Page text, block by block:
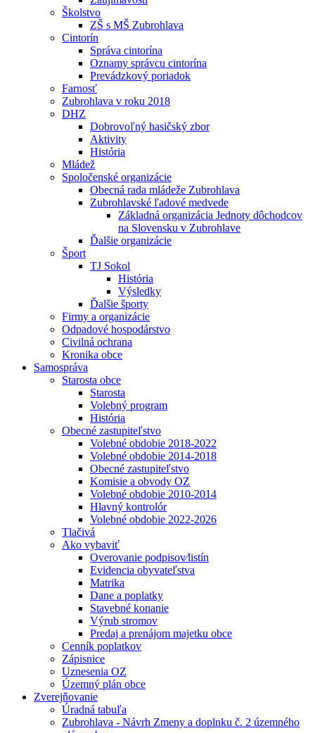
Školstvo
ZŠ s MŠ Zubrohlava
Cintorín
Správa cintorína
Oznamy správcu cintorína
Prevádzkový poriadok
Farnosť
Zubrohlava v roku 2018
DHZ
Dobrovoľný hasičský zbor
Aktivity
História
Mládež
Spoločenské organizácie
Obecná rada mládeže Zubrohlava
Zubrohlavské ľadové medvede
Základná organizácia Jednoty dôchodcov
na Slovensku v Zubrohlave
Ďalšie organizácie
Šport
TJ Sokol
História
Výsledky
Ďalšie športy
Firmy a organizácie
Odpadové hospodárstvo
Civilná ochrana
Kronika obce
Samospráva
Starosta obce
Starosta
Volebný program
História
Obecné zastupiteľstvo
Volebné obdobie 2018-2022
Volebné obdobie 2014-2018
Obecné zastupiteľstvo
Komisie a obvody OZ
Volebné obdobie 2010-2014
Hlavný kontrolór
Volebné obdobie 2022-2026
Tlačivá
Ako vybaviť
Overovanie podpisov⁄listín
Evidencia obyvateľstva
Matrika
Dane a poplatky
Stavebné konanie
Výrub stromov
Predaj a prenájom majetku obce
Cenník poplatkov
Zápisnice
Uznesenia OZ
Územný plán obce
Zverejňovanie
Úradná tabuľa
Zubrohlava - Návrh Zmeny a doplnku č. 2 územného